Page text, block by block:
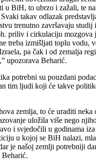
u BiH, to ubrzo i zažali, te
takav odlazak
trenutno završavaju studij
priliv i cirkulaciju mozgova
treba izmišljati toplu vodu,
pa čak i od zemalja
upozorava Beharić.
potrebni su pouzdani
tim ljudi koji će takve
zemlja, to će uraditi neka
uložila više nego
i svjedočili u godinama
u kojoj se BiH nalazi,
je našoj zemlji potrebniji